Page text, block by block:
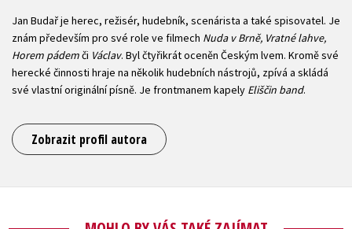
Jan Budař je herec, režisér, hudebník, scenárista a také spisovatel. Je
znám především pro své role ve filmech Nuda v Brně, Vratné lahve,
Horem pádemči Václav. Byl čtyřikrát oceněn Českým lvem. Kromě své
herecké činnosti hraje na několik hudebních nástrojů, zpívá a skládá
své vlastní originální písně. Je frontmanem kapely Eliščin band.
Zobrazit profil autora